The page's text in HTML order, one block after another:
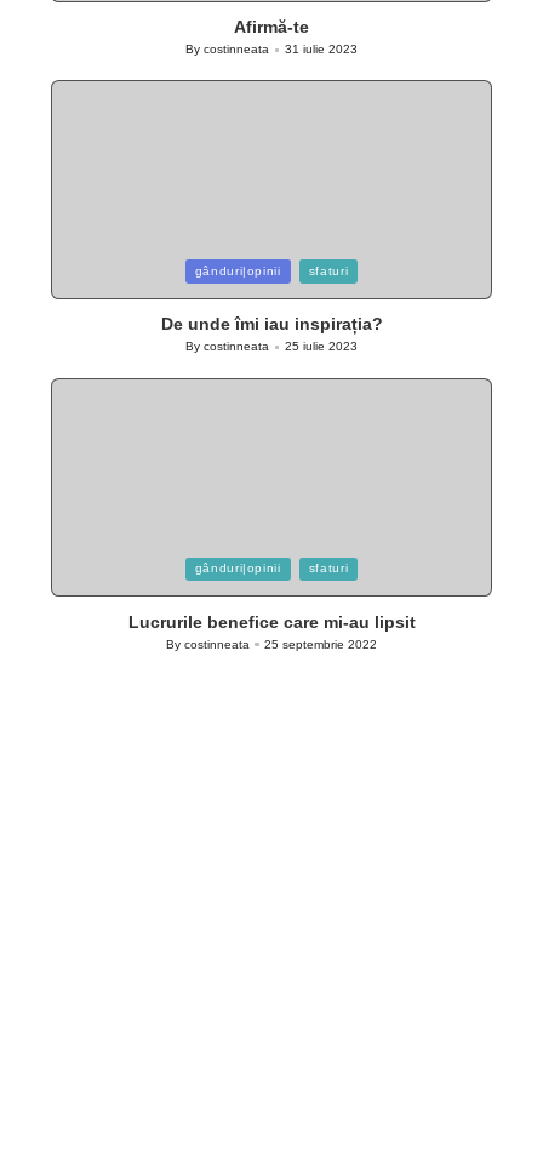
Afirmă-te
Posted
Bycostinneata 31 iulie 2023
in
gânduri|opinii sfaturi
De unde îmi iau inspirația?
Posted
Bycostinneata 25 iulie 2023
in
gânduri|opinii sfaturi
Lucrurile benefice care mi-au lipsit
Posted
By costinneata 25 septembrie 2022